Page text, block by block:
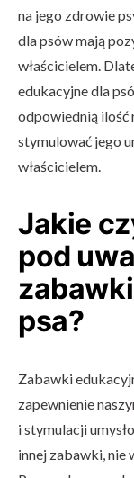
na jego zdrowie
dla psów mają
właścicielem.
edukacyjne dla
odpowiednią ilość
stymulować jego
właścicielem.
Jakie
pod
psa?
Zabawki
zapewnienie
i stymulacji
innej zabawki, nie